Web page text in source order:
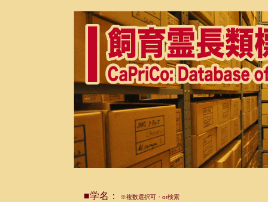
■学名： ※複数選択可・or検索